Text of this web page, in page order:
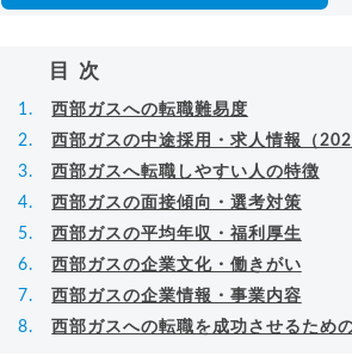
目次
西部ガスへの転職難易度
西部ガスの中途採用・求人情報（
西部ガスへ転職しやすい人の特徴
西部ガスの面接傾向・選考対策
西部ガスの平均年収・福利厚生
西部ガスの企業文化・働きがい
西部ガスの企業情報・事業内容
西部ガスへの転職を成功させるため